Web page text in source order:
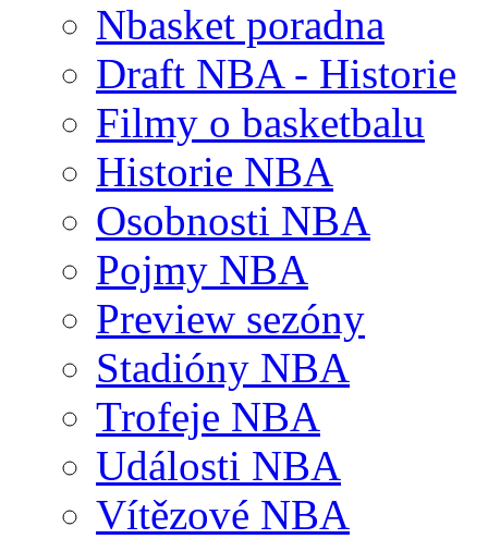
Nbasket poradna
Draft NBA - Historie
Filmy o basketbalu
Historie NBA
Osobnosti NBA
Pojmy NBA
Preview sezóny
Stadióny NBA
Trofeje NBA
Události NBA
Vítězové NBA